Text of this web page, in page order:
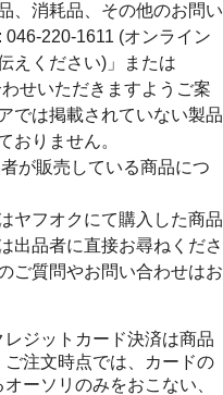
、消耗品、その他のお問い
220-1611 (オンライン
えください)」または
せいただきますようご案
では掲載されていない製品
おりません。
が販売している商品につ
ヤフオクにて購入した商品
出品者に直接お尋ねくださ
ご質問やお問い合わせはお
ジットカード決済は商品
注文時点では、カードの
ーソリのみをおこない、